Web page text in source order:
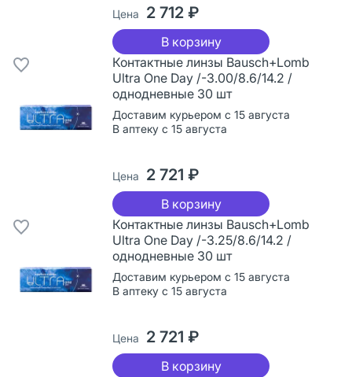
Цена 2 712 ₽
В корзину
Контактные линзы Bausch+Lomb
Ultra One Day /-3.00/8.6/14.2 /
однодневные 30 шт
Доставим курьером с 15 августа
В аптеку с 15 августа
Цена 2 721 ₽
В корзину
Контактные линзы Bausch+Lomb
Ultra One Day /-3.25/8.6/14.2 /
однодневные 30 шт
Доставим курьером с 15 августа
В аптеку с 15 августа
Цена 2 721 ₽
В корзину